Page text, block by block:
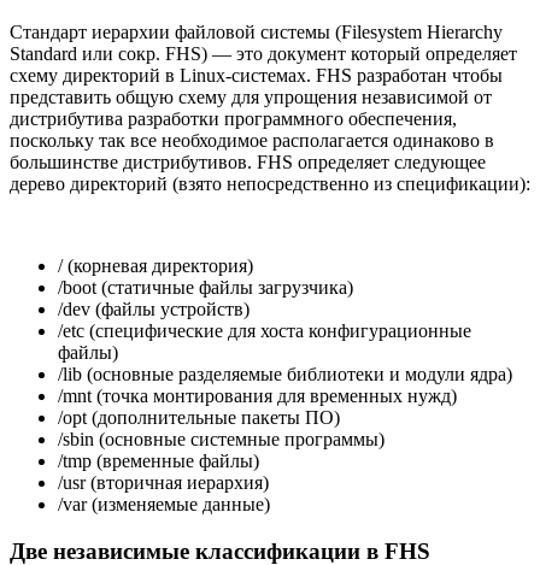
Стандарт иерархии файловой системы (Filesystem Hierarchy
Standard или сокр. FHS) — это документ который определяет
схему директорий в Linux-системах. FHS разработан чтобы
представить общую схему для упрощения независимой от
дистрибутива разработки программного обеспечения,
поскольку так все необходимое располагается одинаково в
большинстве дистрибутивов. FHS определяет следующее
дерево директорий (взято непосредственно из спецификации):
/ (корневая директория)
/boot (статичные файлы загрузчика)
/dev (файлы устройств)
/etc (специфические для хоста конфигурационные
файлы)
/lib (основные разделяемые библиотеки и модули ядра)
/mnt (точка монтирования для временных нужд)
/opt (дополнительные пакеты ПО)
/sbin (основные системные программы)
/tmp (временные файлы)
/usr (вторичная иерархия)
/var (изменяемые данные)
Две независимые классификации в FHS